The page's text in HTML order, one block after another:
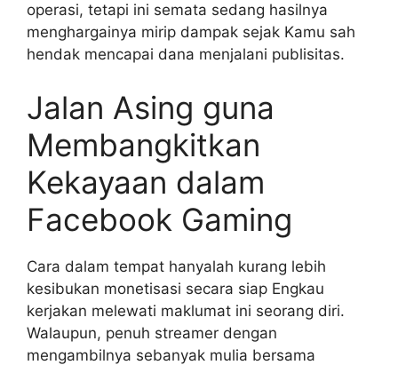
operasi, tetapi ini semata sedang hasilnya
menghargainya mirip dampak sejak Kamu sah
hendak mencapai dana menjalani publisitas.
Jalan Asing guna
Membangkitkan
Kekayaan dalam
Facebook Gaming
Cara dalam tempat hanyalah kurang lebih
kesibukan monetisasi secara siap Engkau
kerjakan melewati maklumat ini seorang diri.
Walaupun, penuh streamer dengan
mengambilnya sebanyak mulia bersama